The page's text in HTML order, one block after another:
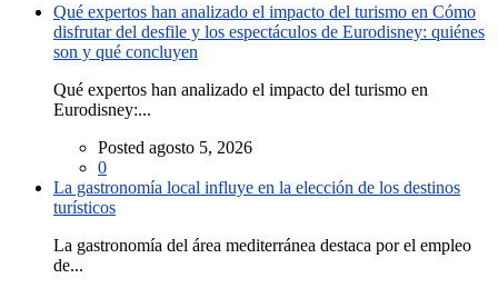
Qué expertos han analizado el impacto del turismo en Cómo
disfrutar del desfile y los espectáculos de Eurodisney: quiénes
son y qué concluyen
Qué expertos han analizado el impacto del turismo en
Eurodisney:...
Posted agosto 5, 2026
0
La gastronomía local influye en la elección de los destinos
turísticos
La gastronomía del área mediterránea destaca por el empleo
de...